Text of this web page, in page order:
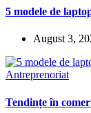
5 modele de
August 3,
Antreprenoriat
Tendințe în